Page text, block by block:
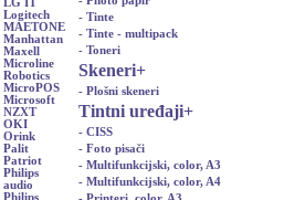
LG IT
Logitech
MAETONE
Manhattan
Maxell
Microline
Robotics
MicroPOS
Microsoft
NZXT
OKI
Orink
Palit
Patriot
Philips
audio
Philips
- Tinte
- Tinte - multipack
- Toneri
Skeneri+
- Plošni skeneri
Tintni uređaji+
- CISS
- Foto pisači
- Multifunkcijski, color, A3
- Multifunkcijski, color, A4